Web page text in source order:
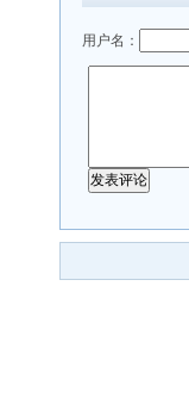
用户名：